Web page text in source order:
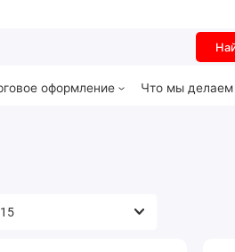
оформление Что мы делаем